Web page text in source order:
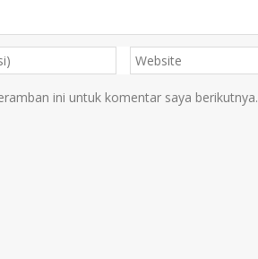
ini untuk komentar saya berikutnya.